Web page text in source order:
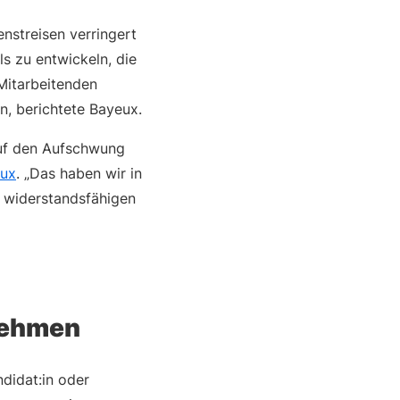
verringert
zu entwickeln, die
berichtete Bayeux.
den Aufschwung
. „Das haben wir in
oder